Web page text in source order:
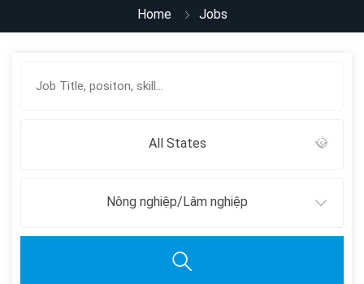
Home Jobs
All States
Nông nghiệp/Lâm nghiệp